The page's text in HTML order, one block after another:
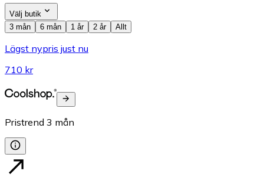
Välj butik
3 mån
6 mån 1 år 2 år Allt
Lägst nypris just nu
710 kr
Pristrend 3 mån